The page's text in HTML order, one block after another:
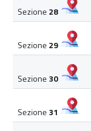
Sezione 28
Sezione 29
Sezione 30
Sezione 31